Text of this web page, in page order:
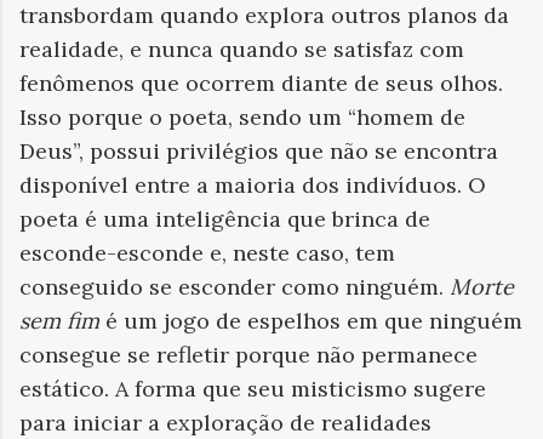
transbordam quando explora outros planos da
realidade, e nunca quando se satisfaz com
fenômenos que ocorrem diante de seus olhos.
Isso porque o poeta, sendo um “homem de
Deus”, possui privilégios que não se encontra
disponível entre a maioria dos indivíduos. O
poeta é uma inteligência que brinca de
esconde-esconde e, neste caso, tem
conseguido se esconder como ninguém. Morte
sem fim é um jogo de espelhos em que ninguém
consegue se refletir porque não permanece
estático. A forma que seu misticismo sugere
para iniciar a exploração de realidades